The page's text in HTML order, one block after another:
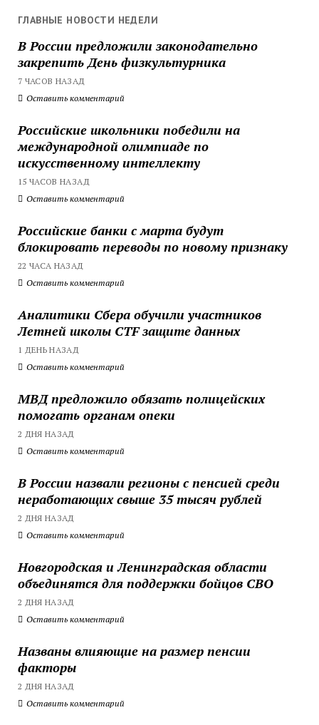
ГЛАВНЫЕ НОВОСТИ НЕДЕЛИ
В России предложили законодательно
закрепить День физкультурника
7 ЧАСОВ НАЗАД
Оставить комментарий
Российские школьники победили на
международной олимпиаде по
искусственному интеллекту
15 ЧАСОВ НАЗАД
Оставить комментарий
Российские банки с марта будут
блокировать переводы по новому признаку
22 ЧАСА НАЗАД
Оставить комментарий
Аналитики Сбера обучили участников
Летней школы CTF защите данных
1 ДЕНЬ НАЗАД
Оставить комментарий
МВД предложило обязать полицейских
помогать органам опеки
2 ДНЯ НАЗАД
Оставить комментарий
В России назвали регионы с пенсией среди
неработающих свыше 35 тысяч рублей
2 ДНЯ НАЗАД
Оставить комментарий
Новгородская и Ленинградская области
объединятся для поддержки бойцов СВО
2 ДНЯ НАЗАД
Оставить комментарий
Названы влияющие на размер пенсии
факторы
2 ДНЯ НАЗАД
Оставить комментарий